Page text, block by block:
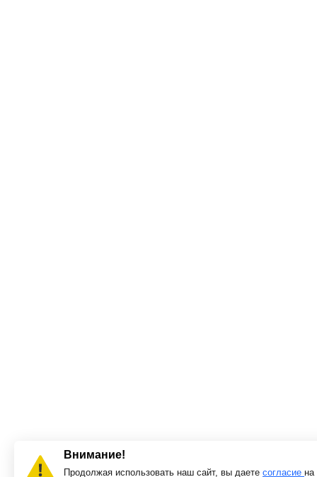
Внимание!
Продолжая использовать наш сайт, вы даете согласие на